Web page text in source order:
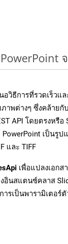
อวิธีการที่รวดเร็วแ
าพต่างๆ ซึ่งคล้ายกั
API โดยตรงหรือ
เป็นรู
และ TIFF
เพื่อแปลงเอกส
อินสแตนซ์คลาส
รเป็นพารามิเตอร์